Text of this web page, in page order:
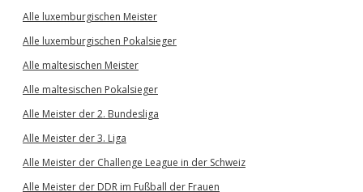
Alle luxemburgischen Meister
Alle luxemburgischen Pokalsieger
Alle maltesischen Meister
Alle maltesischen Pokalsieger
Alle Meister der 2. Bundesliga
Alle Meister der 3. Liga
Alle Meister der Challenge League in der Schweiz
Alle Meister der DDR im Fußball der Frauen